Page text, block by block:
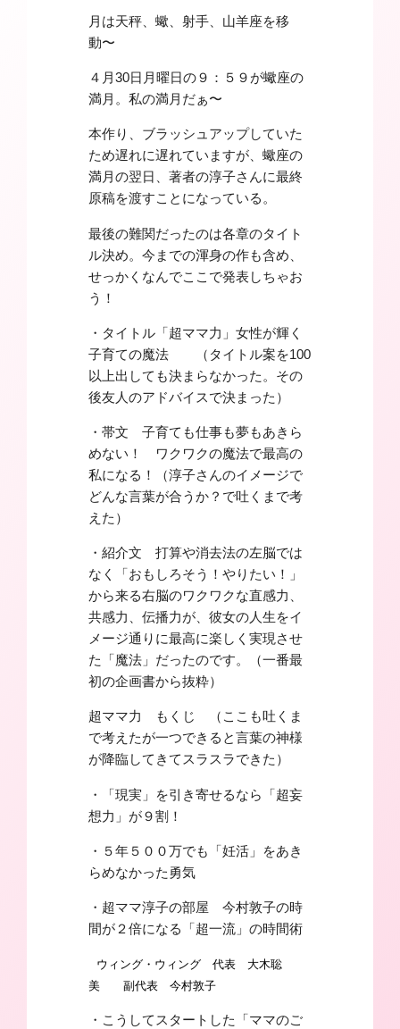
月は天秤、蠍、射手、山羊座を移
動〜
４月30日月曜日の９：５９が蠍座の
満月。私の満月だぁ〜
本作り、ブラッシュアップしていた
ため遅れに遅れていますが、蠍座の
満月の翌日、著者の淳子さんに最終
原稿を渡すことになっている。
最後の難関だったのは各章のタイト
ル決め。今までの渾身の作も含め、
せっかくなんでここで発表しちゃお
う！
・タイトル「超ママ力」女性が輝く
子育ての魔法 （タイトル案を100
以上出しても決まらなかった。その
後友人のアドバイスで決まった）
・帯文 子育ても仕事も夢もあきら
めない！ ワクワクの魔法で最高の
私になる！（淳子さんのイメージで
どんな言葉が合うか？で吐くまで考
えた）
・紹介文 打算や消去法の左脳では
なく「おもしろそう！やりたい！」
から来る右脳のワクワクな直感力、
共感力、伝播力が、彼女の人生をイ
メージ通りに最高に楽しく実現させ
た「魔法」だったのです。（一番最
初の企画書から抜粋）
超ママ力 もくじ （ここも吐くま
で考えたが一つできると言葉の神様
が降臨してきてスラスラできた）
・「現実」を引き寄せるなら「超妄
想力」が９割！
・５年５００万でも「妊活」をあき
らめなかった勇気
・超ママ淳子の部屋 今村敦子の時
間が２倍になる「超一流」の時間術
ウィング・ウィング 代表 大木聡
美 副代表 今村敦子
・こうしてスタートした「ママのご